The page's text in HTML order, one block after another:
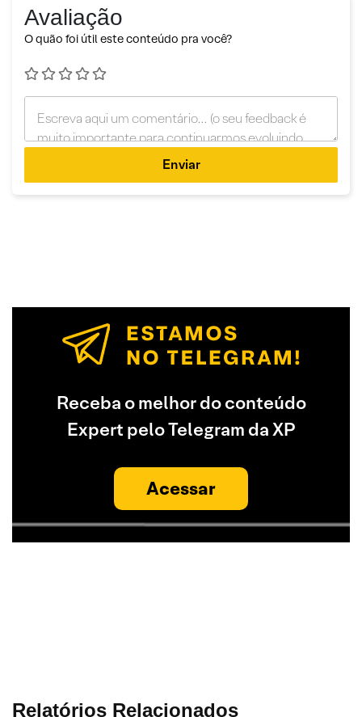
Avaliação
O quão foi útil este conteúdo pra você?
Enviar
Receba o melhor do conteúdo
Expert pelo Telegram da XP
Acessar
Relatórios Relacionados